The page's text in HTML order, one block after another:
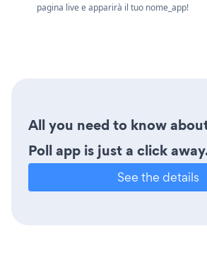
pagina live e apparirà il tuo nome_app!
All you need to know
Poll app is just a click
See the details